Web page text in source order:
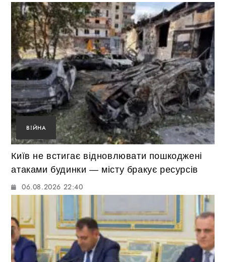
ВІЙНА
Київ не встигає відновлювати пошкоджені
атаками будинки — місту бракує ресурсів
06.08.2026 22:40